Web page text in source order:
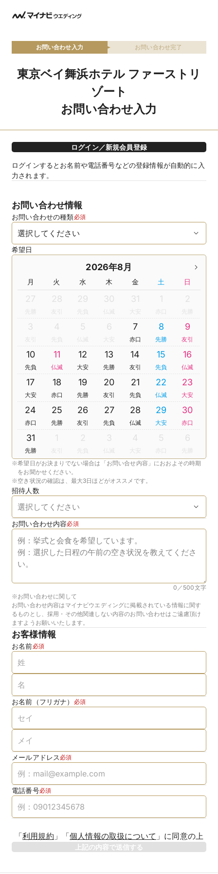
お問い合わせ入力 お問い合わせ完了
東京ベイ舞浜ホテル ファーストリ
ゾート
お問い合わせ入力
ログイン／新規会員登録
ログインするとお名前や電話番号などの登録情報が自動的に入
力されます。
お問い合わせ情報
お問い合わせの種類必須
希望日
2026年8月
月 火 水 木 金 土 日
27 28
友引
29
先負
30
仏滅
31
大安
1 2
3
友引
4
先負
5
仏滅
6
大安
7
赤口
8
先勝
9
友引
10
先負
11
仏滅
12
大安
13
先勝
14
友引
15
先負
16
仏滅
17
大安
18
赤口
19
先勝
20
友引
21
先負
22
仏滅
23
大安
24
赤口
25
先勝
26
友引
27
先負
28
仏滅
29
大安
30
赤口
31
先勝
1
友引
2
先負
3
仏滅
4
大安
5 6
※希望日がお決まりでない場合は「お問い合せ内容」におおよその時期
をお聞かせください。
※空き状況の確認は、最大3日ほどがオススメです。
招待人数
お問い合わせ内容必須
0／500文字
※お問い合わせに関して
お問い合わせ内容はマイナビウエディングに掲載されている情報に関す
るものとし、採用・その他関連しない内容のお問い合わせはご遠慮頂け
ますようお願いいたします。
お客様情報
お名前必須
お名前（フリガナ） 必須
メールアドレス 必須
電話番号必須
「利用規約 」 「個人情報の取扱について 」 に同意の上
上記の内容で送信する